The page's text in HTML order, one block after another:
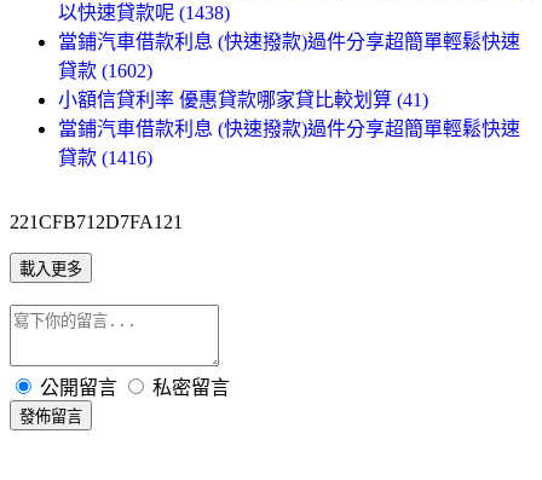
以快速貸款呢 (1438)
當鋪汽車借款利息 (快速撥款)過件分享超簡單輕鬆快速
貸款 (1602)
小額信貸利率 優惠貸款哪家貸比較划算 (41)
當鋪汽車借款利息 (快速撥款)過件分享超簡單輕鬆快速
貸款 (1416)
221CFB712D7FA121
載入更多
公開留言 私密留言
發佈留言